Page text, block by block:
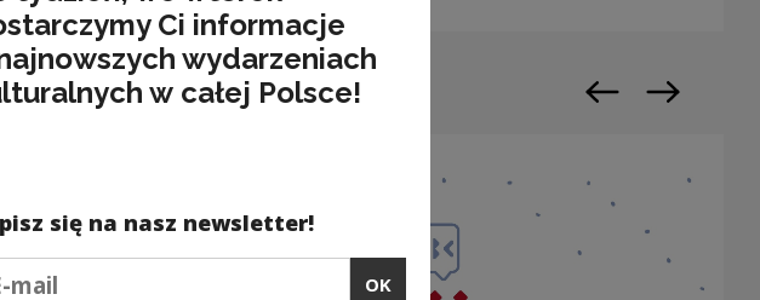
Previous slide
Next slide
Ci informacje
wydarzeniach
w całej Polsce!
się na nasz newsletter!
OK